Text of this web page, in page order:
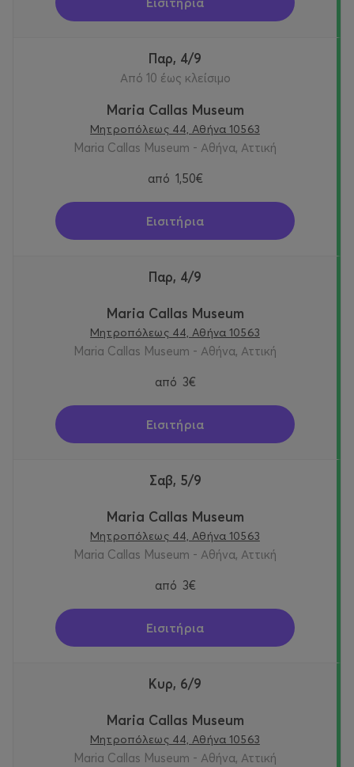
Παρ, 4/9
Από 10 έως κλείσιμο
Maria Callas Museum
Μητροπόλεως 44, Αθήνα 10563
Maria Callas Museum - Αθήνα, Αττική
από 1,50€
Εισιτήρια
Παρ, 4/9
Maria Callas Museum
Μητροπόλεως 44, Αθήνα 10563
Maria Callas Museum - Αθήνα, Αττική
από 3€
Εισιτήρια
Σαβ, 5/9
Maria Callas Museum
Μητροπόλεως 44, Αθήνα 10563
Maria Callas Museum - Αθήνα, Αττική
από 3€
Εισιτήρια
Κυρ, 6/9
Maria Callas Museum
Μητροπόλεως 44, Αθήνα 10563
Maria Callas Museum - Αθήνα, Αττική